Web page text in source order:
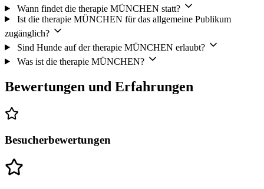
Wann findet die therapie MÜNCHEN statt?
Ist die therapie MÜNCHEN für das allgemeine Publikum
zugänglich?
Sind Hunde auf der therapie MÜNCHEN erlaubt?
Was ist die therapie MÜNCHEN?
Bewertungen und Erfahrungen
Besucherbewertungen